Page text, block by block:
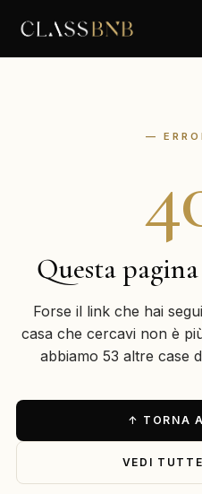
—
Questa pagina
Forse il link che hai
casa che cercavi non è
abbiamo 53 altre case
↑ TORNA
VEDI